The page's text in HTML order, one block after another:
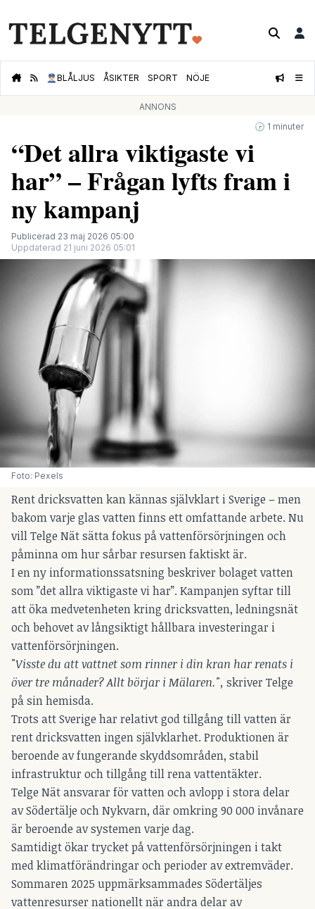
👮🏻‍♂️BLÅLJUS ÅSIKTER SPORT NÖJE
ANNONS
🕝 1 minuter
“Det allra viktigaste vi
har” – Frågan lyfts fram i
ny kampanj
Publicerad 23 maj 2026 05:00
Uppdaterad 21 juni 2026 05:01
Foto: Pexels
Rent dricksvatten kan kännas självklart i Sverige – men
bakom varje glas vatten finns ett omfattande arbete. Nu
vill Telge Nät sätta fokus på vattenförsörjningen och
påminna om hur sårbar resursen faktiskt är.
I en ny informationssatsning beskriver bolaget vatten
som ”det allra viktigaste vi har”. Kampanjen syftar till
att öka medvetenheten kring dricksvatten, ledningsnät
och behovet av långsiktigt hållbara investeringar i
vattenförsörjningen.
"Visste du att vattnet som rinner i din kran har renats i
över tre månader? Allt börjar i Mälaren.", skriver Telge
på sin hemisda.
Trots att Sverige har relativt god tillgång till vatten är
rent dricksvatten ingen självklarhet. Produktionen är
beroende av fungerande skyddsområden, stabil
infrastruktur och tillgång till rena vattentäkter.
Telge Nät ansvarar för vatten och avlopp i stora delar
av Södertälje och Nykvarn, där omkring 90 000 invånare
är beroende av systemen varje dag.
Samtidigt ökar trycket på vattenförsörjningen i takt
med klimatförändringar och perioder av extremväder.
Sommaren 2025 uppmärksammades Södertäljes
vattenresurser nationellt när andra delar av